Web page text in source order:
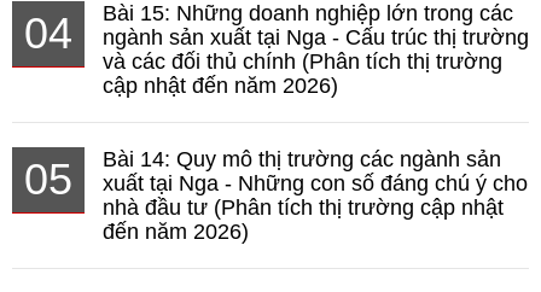
04
Bài 15: Những doanh nghiệp lớn trong các
ngành sản xuất tại Nga - Cấu trúc thị trường
và các đối thủ chính (Phân tích thị trường
cập nhật đến năm 2026)
05
Bài 14: Quy mô thị trường các ngành sản
xuất tại Nga - Những con số đáng chú ý cho
nhà đầu tư (Phân tích thị trường cập nhật
đến năm 2026)